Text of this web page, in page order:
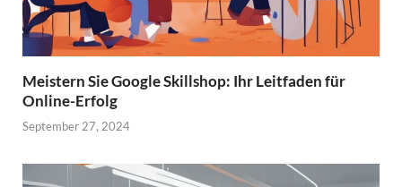
Meistern Sie Google Skillshop: Ihr Leitfaden für
Online-Erfolg
September 27, 2024